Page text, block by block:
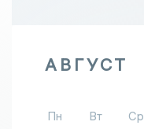
АВГУСТ
Пн Вт Ср